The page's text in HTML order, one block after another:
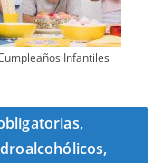
Infantiles